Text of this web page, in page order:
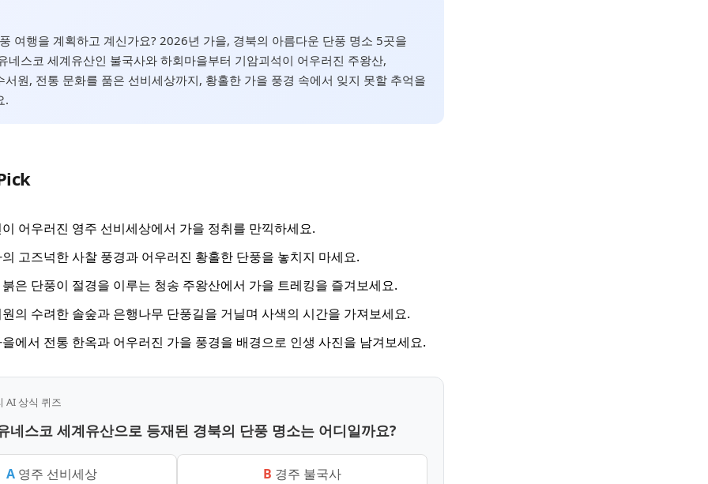
여행을 계획하고 계신가요? 2026년 가을, 경북의 아름다운 단풍 명소 5곳을
네스코 세계유산인 불국사와 하회마을부터 기암괴석이 어우러진 주왕산,
서원, 전통 문화를 품은 선비세상까지, 황홀한 가을 풍경 속에서 잊지 못할 추억을
.
어우러진 영주 선비세상에서 가을 정취를 만끽하세요.
고즈넉한 사찰 풍경과 어우러진 황홀한 단풍을 놓치지 마세요.
은 단풍이 절경을 이루는 청송 주왕산에서 가을 트레킹을 즐겨보세요.
의 수려한 솔숲과 은행나무 단풍길을 거닐며 사색의 시간을 가져보세요.
에서 전통 한옥과 어우러진 가을 풍경을 배경으로 인생 사진을 남겨보세요.
AI 상식 퀴즈
네스코 세계유산으로 등재된 경북의 단풍 명소는 어디일까요?
A 영주 선비세상 B 경주 불국사